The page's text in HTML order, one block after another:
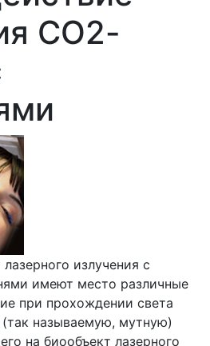
СО2-
излучения с
имеют место различные
при прохождении света
называемую, мутную)
на биообъект лазерного